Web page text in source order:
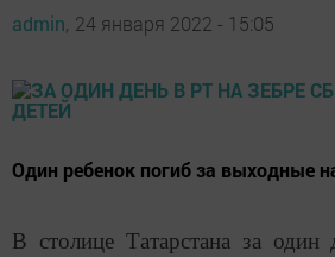
admin, 24 января 2022 - 15:05
Один ребенок погиб за выходные
В столице Татарстана за один